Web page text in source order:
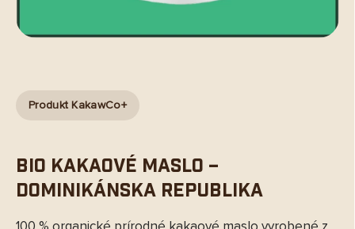
Produkt KakawCo+
BIO Kakaové maslo –
Dominikánska republika